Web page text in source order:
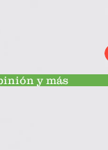
y más